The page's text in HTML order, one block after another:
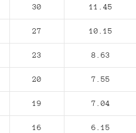
30 11.45
27 10.15
23 8.63
20 7.55
19 7.04
16 6.15